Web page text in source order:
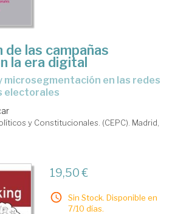
de las campañas
la era digital
electorales
y Constitucionales. (CEPC). Madrid,
19,50 €
Sin Stock. Disponible en
7/10 días.